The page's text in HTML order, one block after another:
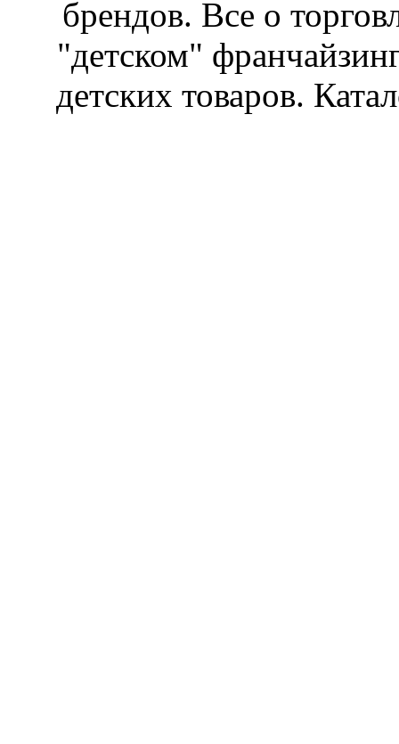
брендов. Все о
"детском"
детских товаров.